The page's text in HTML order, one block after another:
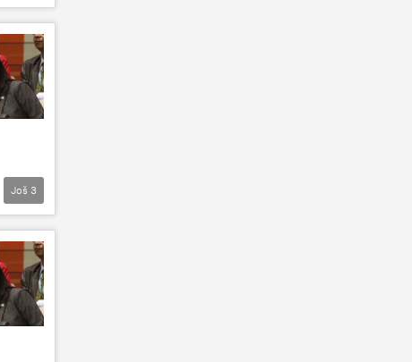
Još 3